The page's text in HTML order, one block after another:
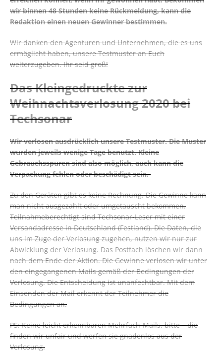
wir binnen 48 Stunden keine Rückmeldung, kann die
Redaktion einen neuen Gewinner bestimmen.
Wir danken den Agenturen und Unternehmen, die es uns
ermöglicht haben, unsere Testmuster an Euch
weiterzugeben. Ihr seid groß!
Das Kleingedruckte zur
Weihnachtsverlosung 2020 bei
Techsonar
Wir verlosen ausdrücklich unsere Testmuster. Die Muster
wurden jeweils wenige Tage benutzt. Kleine
Gebrauchsspuren sind also möglich, auch kann die
Verpackung fehlen oder beschädigt sein.
Zu den Geräten gibt es keine Rechnung. Die Gewinne kann
man nicht ausgezahlt oder umgetauscht bekommen.
Teilnahmeberechtigt sind Techsonar-Leser mit einer
Versandadresse in Deutschland (Festland). Die Daten, die
uns im Zuge der Verlosung zugehen, nutzen wir nur zur
Abwicklung der Verlosung. Das Postfach löschen wir dann
nach dem Ende der Aktion. Die Gewinne verlosen wir unter
den eingegangenen Mails gemäß der Bedingungen der
Verlosung. Die Entscheidung ist unanfechtbar. Mit dem
Einsenden der Mail erkennt der Teilnehmer die
Bedingungen an.
PS: Keine leicht erkennbaren Mehrfach-Mails, bitte – die
finden wir unfair und werfen sie gnadenlos aus der
Verlosung.